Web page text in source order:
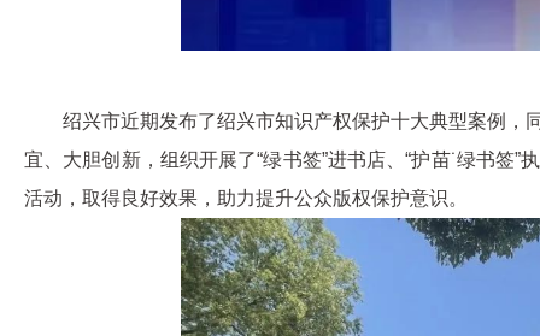
绍兴市近期发布了绍兴市知识产权保护十大典型案例，
宜、大胆创新，组织开展了“绿书签”进书店、“护苗˙绿书签
活动，取得良好效果，助力提升公众版权保护意识。